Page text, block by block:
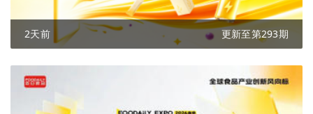
2天前 更新至第293期